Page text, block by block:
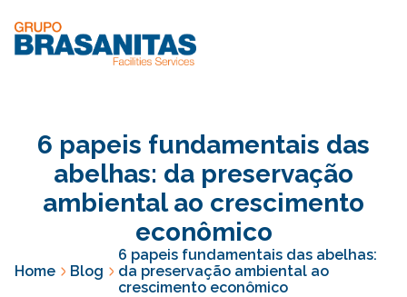
6 papeis fundamentais das
abelhas: da preservação
ambiental ao crescimento
econômico
Home Blog
6 papeis fundamentais das abelhas:
da preservação ambiental ao
crescimento econômico